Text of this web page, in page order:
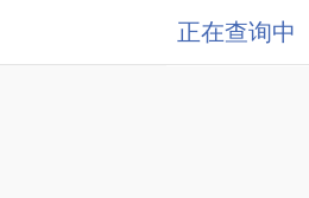
正在查询中